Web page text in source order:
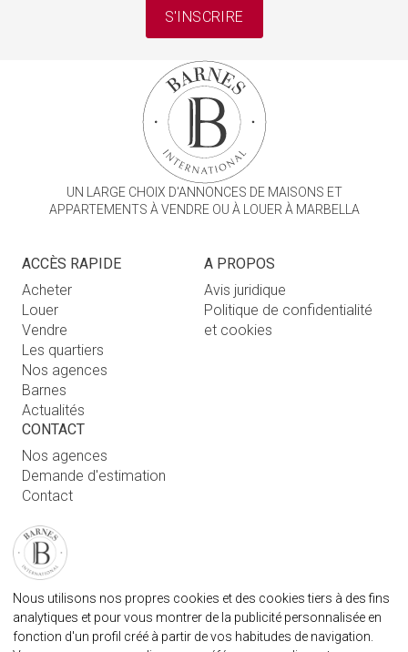
S'INSCRIRE
UN LARGE CHOIX D'ANNONCES DE MAISONS ET
APPARTEMENTS À VENDRE OU À LOUER À MARBELLA
ACCÈS RAPIDE
Acheter
Louer
Vendre
Les quartiers
Nos agences
Barnes
Actualités
A PROPOS
Avis juridique
Politique de confidentialité
et cookies
CONTACT
Nos agences
Demande d'estimation
Contact
FAQ
AGENECE IMMOBILIÈRE BARNES MARBELLA
info.spain@barnes-international.com
Nous utilisons nos propres cookies et des cookies tiers à des fins
analytiques et pour vous montrer de la publicité personnalisée en
fonction d'un profil créé à partir de vos habitudes de navigation.